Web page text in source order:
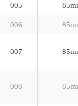
005
006
007
008